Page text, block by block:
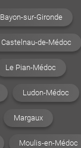
Bayon-sur-Gironde
Castelnau-de-Médoc
Le Pian-Médoc
Ludon-Médoc
Margaux
Moulis-en-Médoc